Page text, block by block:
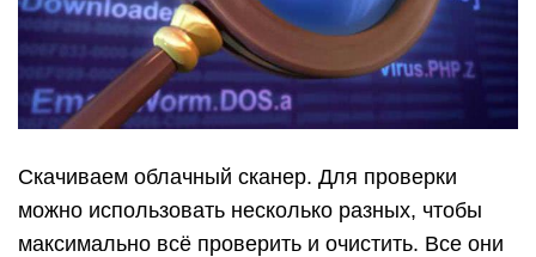
Скачиваем облачный сканер. Для проверки
можно использовать несколько разных, чтобы
максимально всё проверить и очистить. Все они